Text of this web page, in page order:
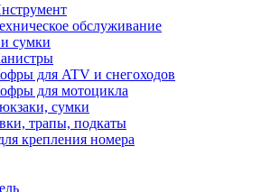
обслуживание
сумки
для ATV и снегоходов
для мотоцикла
сумки
трапы, подкаты
крепления номера